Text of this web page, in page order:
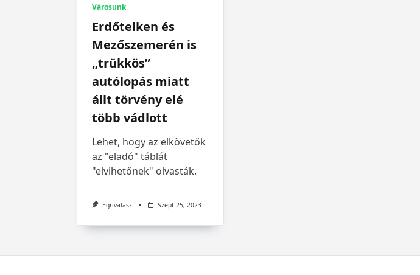
Városunk
Erdőtelken és
Mezőszemerén is
„trükkös”
autólopás miatt
állt törvény elé
több vádlott
Lehet, hogy az elkövetők
az "eladó" táblát
"elvihetőnek" olvasták.
Egrivalasz Szept 25, 2023